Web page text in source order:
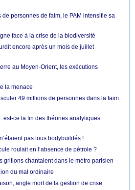
personnes de faim, le PAM intensifie sa
face à la crise de la biodiversité
encore après un mois de juillet
au Moyen-Orient, les exécutions
la menace
49 millions de personnes dans la faim :
est-ce la fin des théories analytiques
pas tous bodybuildés !
roulait en l’absence de pétrole ?
grillons chantaient dans le métro parisien
du mal ordinaire
angle mort de la gestion de crise